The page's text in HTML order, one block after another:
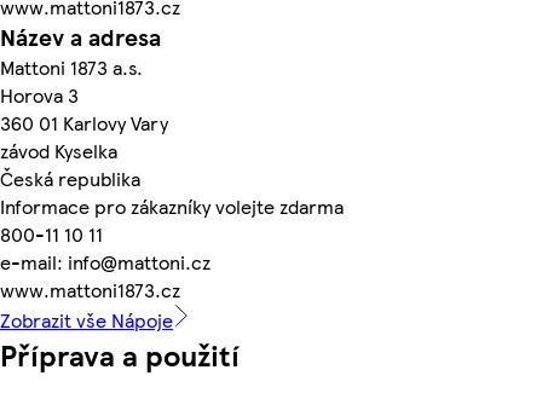
www.mattoni1873.cz
Název a adresa
Mattoni 1873 a.s.
Horova 3
360 01 Karlovy Vary
závod Kyselka
Česká republika
Informace pro zákazníky volejte zdarma
800-11 10 11
e-mail: info@mattoni.cz
www.mattoni1873.cz
Zobrazit vše Nápoje
Příprava a použití